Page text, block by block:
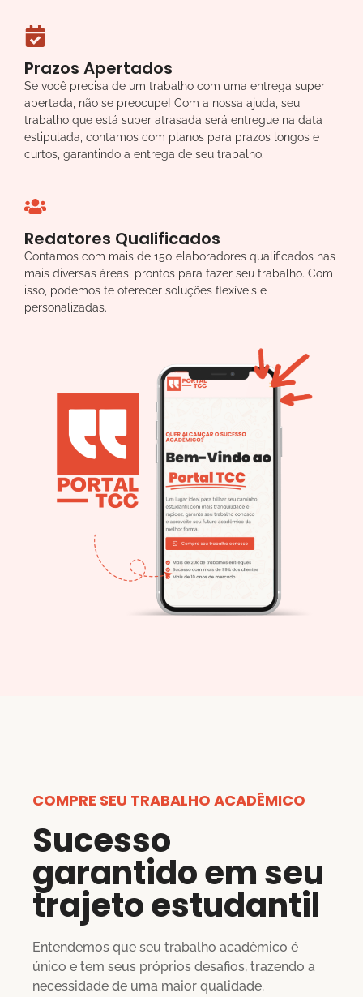
Prazos Apertados
Se você precisa de um trabalho com uma entrega super
apertada, não se preocupe! Com a nossa ajuda, seu
trabalho que está super atrasada será entregue na data
estipulada, contamos com planos para prazos longos e
curtos, garantindo a entrega de seu trabalho.
Redatores Qualificados
Contamos com mais de 150 elaboradores qualificados nas
mais diversas áreas, prontos para fazer seu trabalho. Com
isso, podemos te oferecer soluções flexíveis e
personalizadas.
COMPRE SEU TRABALHO ACADÊMICO
Sucesso
garantido em seu
trajeto estudantil
Entendemos que seu trabalho acadêmico é
único e tem seus próprios desafios, trazendo a
necessidade de uma maior qualidade.